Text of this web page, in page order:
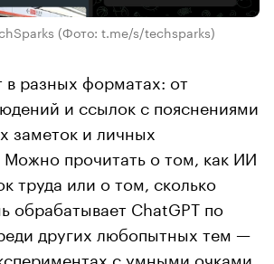
(Фото: t.me/s/techsparks)
в разных форматах: от
и ссылок с пояснениями
заметок и личных
прочитать о том, как ИИ
труда или о том, сколько
обрабатывает ChatGPT по
других любопытных тем —
с умными очками,